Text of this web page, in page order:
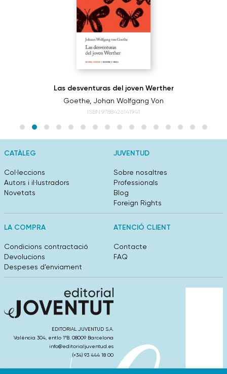
Las desventuras del joven Werther
Goethe, Johan Wolfgang Von
ISBN:9788426141941
CATÀLEG
Col·leccions
Autors i il·lustradors
Novetats
JUVENTUD
Sobre nosaltres
Professionals
Blog
Foreign Rights
LA COMPRA
Condicions contractació
Devolucions
Despeses d’enviament
ATENCIÓ CLIENT
Contacte
FAQ
EDITORIAL JUVENTUD S.A.
València 304, entlo 1ºB. 08009 Barcelona
info@editorialjuventud.es
(+34) 93 444 18 00